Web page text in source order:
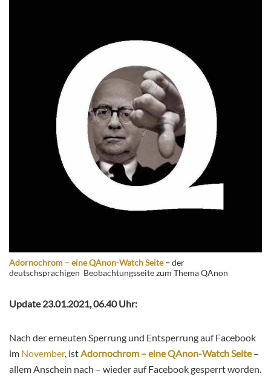
Adornochrom – eine QAnon-Watch Seite–der
deutschsprachigen Beobachtungsseite zum Thema QAnon
Update 23.01.2021, 06.40 Uhr:
Nach der erneuten Sperrung und Entsperrung auf Facebook
im November, istAdornochrom – eine QAnon-Watch Seite–
allem Anschein nach – wieder auf Facebook gesperrt worden.